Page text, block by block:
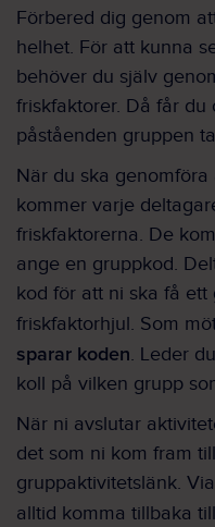
Förbered dig genom
helhet. För att kunna
behöver du själv
friskfaktorer. Då får du
påståenden gruppen
När du ska
kommer varje
friskfaktorerna. De
ange en gruppkod.
kod för att ni ska få ett
friskfaktorhjul. Som
sparar koden. Leder
koll på vilken grupp
När ni avslutar
det som ni kom fram
gruppaktivitetslänk.
alltid komma tillbaka